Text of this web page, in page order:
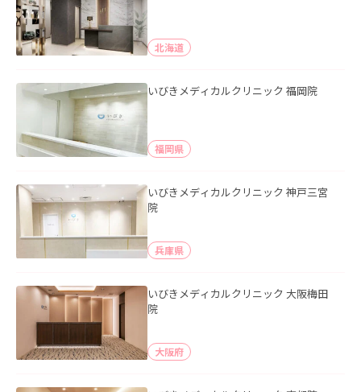
北海道
いびきメディカルクリニック 福岡院
福岡県
いびきメディカルクリニック 神戸三宮
院
兵庫県
いびきメディカルクリニック 大阪梅田
院
大阪府